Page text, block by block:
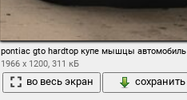
pontiac gto hardtop купе мышцы автомобиль
1966 x 1200, 311 кБ
во весь экран сохранить